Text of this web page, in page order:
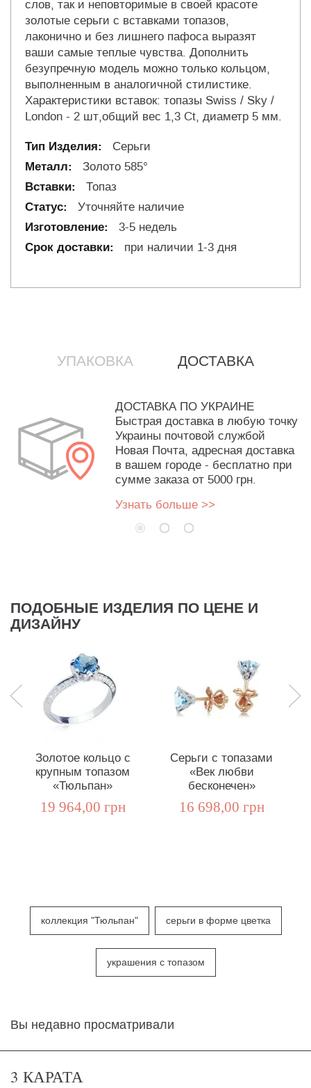
слов, так и неповторимые в своей красоте
золотые серьги с вставками топазов,
лаконично и без лишнего пафоса выразят
ваши самые теплые чувства. Дополнить
безупречную модель можно только кольцом,
выполненным в аналогичной стилистике.
Характеристики вставок: топазы Swiss / Sky /
London - 2 шт,общий вес 1,3 Ct, диаметр 5 мм.
Серьги
Золото 585°
Топаз
Уточняйте наличие
3-5 недель
при наличии 1-3 дня
УПАКОВКА ДОСТАВКА
ДОСТАВКА ПО УКРАИНЕ
Быстрая доставка в любую точку
Украины почтовой службой
Новая Почта, адресная доставка
в вашем городе - бесплатно при
сумме заказа от 5000 грн.
Узнать больше >>
ПОДОБНЫЕ ИЗДЕЛИЯ ПО ЦЕНЕ И
ДИЗАЙНУ
Золотое кольцо с
крупным топазом
«Тюльпан»
19 964,00 грн
Серьги с топазами
«Век любви
бесконечен»
16 698,00 грн
коллекция "Тюльпан" серьги в форме цветка
украшения с топазом
Вы недавно просматривали
3 КАРАТА